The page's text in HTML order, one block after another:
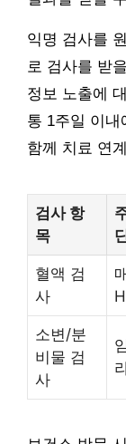
익명 검사를
로 검사를 받
정보 노출에
통 1주일 이
함께 치료 연
검사 항
목
혈액 검
사
소변/분
비물 검
사